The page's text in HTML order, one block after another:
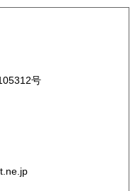
根県
媛県
号